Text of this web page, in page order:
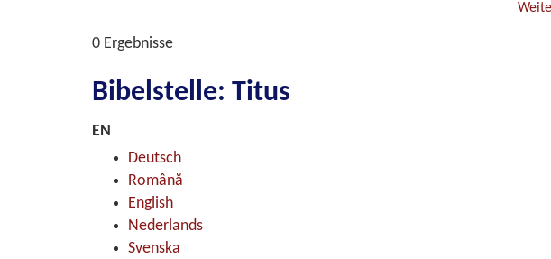
0 Ergebnisse
Bibelstelle: Titus
EN
Deutsch
Română
English
Nederlands
Svenska